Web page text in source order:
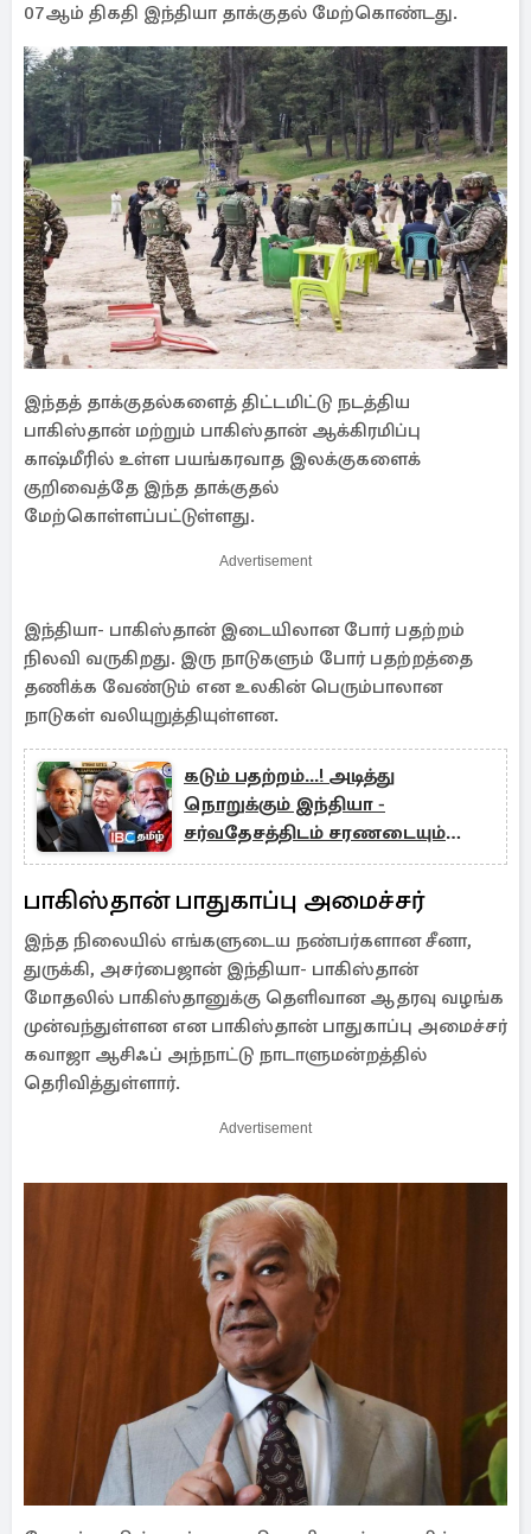
07ஆம் திகதி இந்தியா தாக்குதல் மேற்கொண்டது.
இந்தத் தாக்குதல்களைத் திட்டமிட்டு நடத்திய
பாகிஸ்தான் மற்றும் பாகிஸ்தான் ஆக்கிரமிப்பு
காஷ்மீரில் உள்ள பயங்கரவாத இலக்குகளைக்
குறிவைத்தே இந்த தாக்குதல்
மேற்கொள்ளப்பட்டுள்ளது.
Advertisement
இந்தியா- பாகிஸ்தான் இடையிலான போர் பதற்றம்
நிலவி வருகிறது. இரு நாடுகளும் போர் பதற்றத்தை
தணிக்க வேண்டும் என உலகின் பெரும்பாலான
நாடுகள் வலியுறுத்தியுள்ளன.
கடும் பதற்றம்...! அடித்து
நொறுக்கும் இந்தியா -
சர்வதேசத்திடம் சரணடையும்
பாகிஸ்தான்
பாகிஸ்தான் பாதுகாப்பு அமைச்சர்
இந்த நிலையில் எங்களுடைய நண்பர்களான சீனா,
துருக்கி, அசர்பைஜான் இந்தியா- பாகிஸ்தான்
மோதலில் பாகிஸ்தானுக்கு தெளிவான ஆதரவு வழங்க
முன்வந்துள்ளன என பாகிஸ்தான் பாதுகாப்பு அமைச்சர்
கவாஜா ஆசிஃப் அந்நாட்டு நாடாளுமன்றத்தில்
தெரிவித்துள்ளார்.
Advertisement